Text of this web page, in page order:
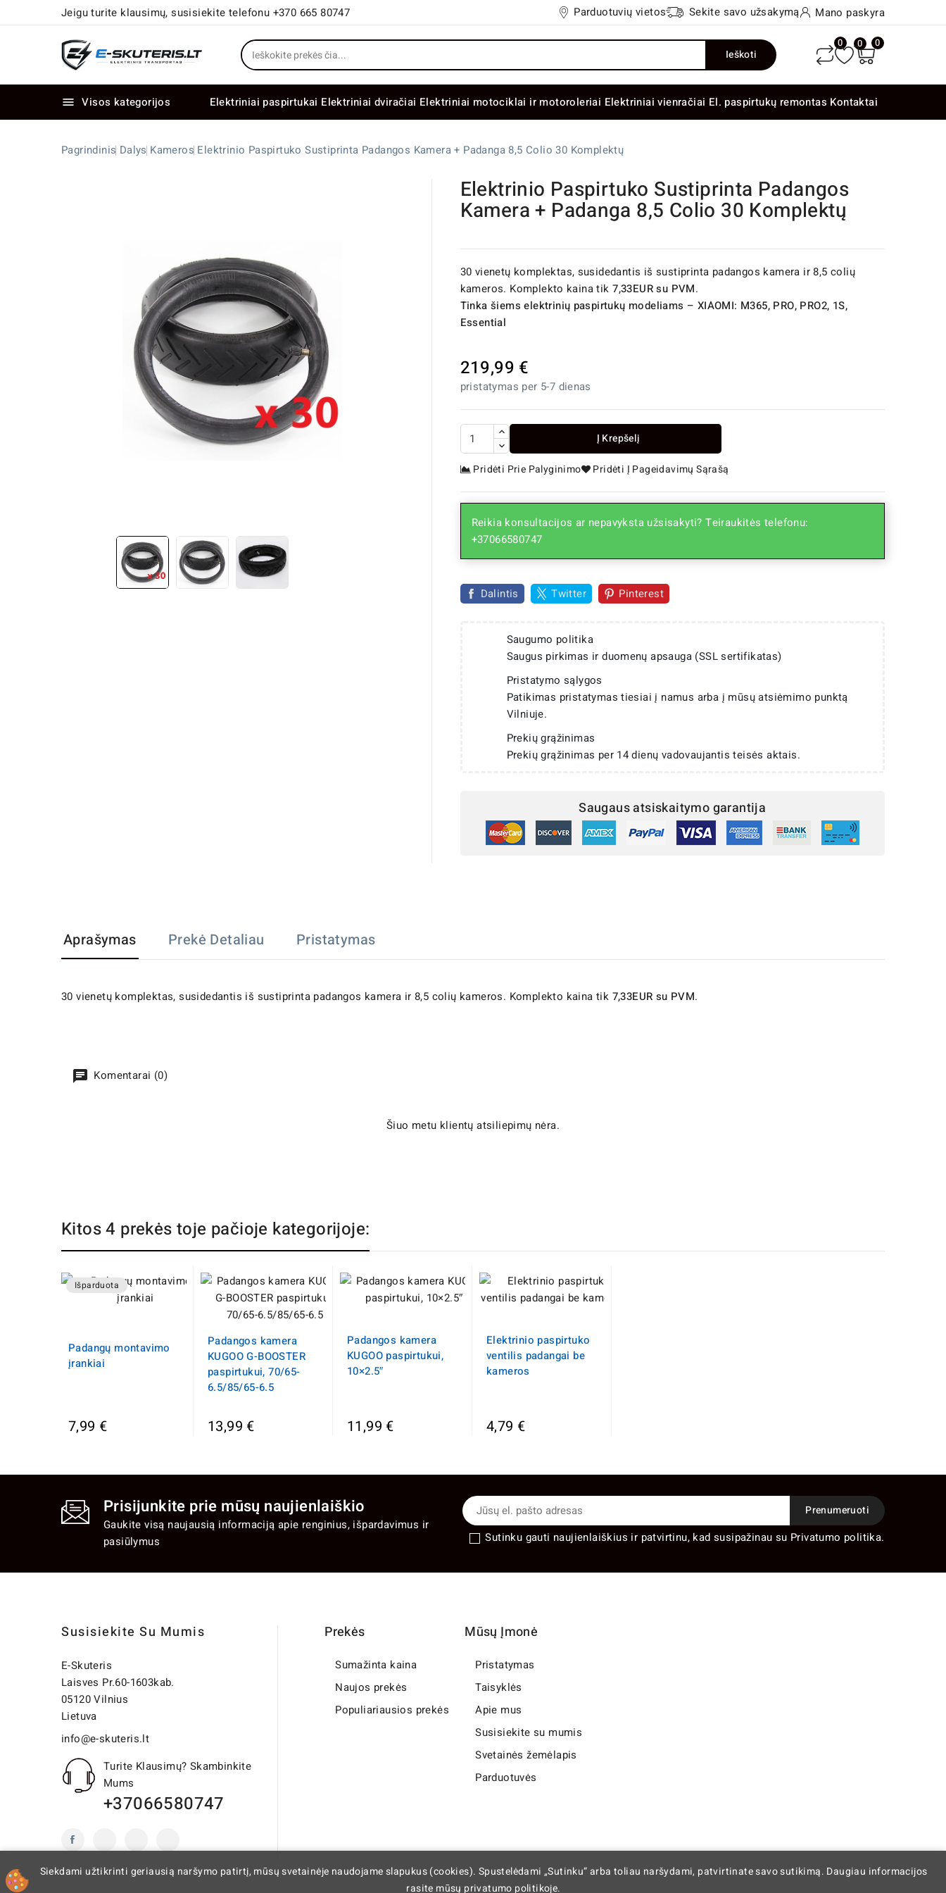
Jeigu turite klausimų, susisiekite telefonu +370 665 80747 Parduotuvių vietos Sekite savo užsakymą Mano paskyra
Ieškoti
0 0 0
 Visos kategorijos Elektriniai paspirtukai Elektriniai dviračiai Elektriniai motociklai ir motoroleriai Elektriniai vienračiai El. paspirtukų remontas Kontaktai
Pagrindinis Dalys Kameros Elektrinio Paspirtuko Sustiprinta Padangos Kamera + Padanga 8,5 Colio 30 Komplektų
Elektrinio Paspirtuko Sustiprinta Padangos
Kamera + Padanga 8,5 Colio 30 Komplektų
30 vienetų komplektas, susidedantis iš sustiprinta padangos kamera ir 8,5 colių
kameros. Komplekto kaina tik7,33EUR su PVM.
Tinka šiems elektrinių paspirtukų modeliams – XIAOMI: M365, PRO, PRO2, 1S,
Essential
219,99 €
pristatymas per 5-7 dienas
Į Krepšelį
Pridėti Prie Palyginimo Pridėti Į Pageidavimų Sąrašą
Reikia konsultacijos ar nepavyksta užsisakyti? Teiraukitės telefonu:
+37066580747
Dalintis Twitter Pinterest
Saugumo politika
Saugus pirkimas ir duomenų apsauga (SSL sertifikatas)
Pristatymo sąlygos
Patikimas pristatymas tiesiai į namus arba į mūsų atsiėmimo punktą
Vilniuje.
Prekių grąžinimas
Prekių grąžinimas per 14 dienų vadovaujantis teisės aktais.
Saugaus atsiskaitymo garantija
Aprašymas Prekė Detaliau Pristatymas
30 vienetų komplektas, susidedantis iš sustiprinta padangos kamera ir 8,5 colių kameros. Komplekto kaina tik 7,33EUR su PVM.
Komentarai (0)
Šiuo metu klientų atsiliepimų nėra.
Kitos 4 prekės toje pačioje kategorijoje:
Išparduota
Padangų montavimo
įrankiai
7,99 €
Padangos kamera
KUGOO G-BOOSTER
paspirtukui, 70/65-
6.5/85/65-6.5
13,99 €
Padangos kamera
KUGOO paspirtukui,
10×2.5″
11,99 €
Elektrinio paspirtuko
ventilis padangai be
kameros
4,79 €
Prisijunkite prie mūsų naujienlaiškio
Gaukite visą naujausią informaciją apie renginius, išpardavimus ir
pasiūlymus
Sutinku gauti naujienlaiškius ir patvirtinu, kad susipažinau su Privatumo politika.
Susisiekite Su Mumis
E-Skuteris
Laisves Pr.60-1603kab.
05120 Vilnius
Lietuva
info@e-skuteris.lt
Turite Klausimų? Skambinkite
Mums
+37066580747
Prekės
Sumažinta kaina
Naujos prekės
Populiariausios prekės
Mūsų Įmonė
Pristatymas
Taisyklės
Apie mus
Susisiekite su mumis
Svetainės žemėlapis
Parduotuvės
Siekdami užtikrinti geriausią naršymo patirtį, mūsų svetainėje naudojame slapukus (cookies). Spustelėdami „Sutinku“ arba toliau naršydami, patvirtinate savo sutikimą. Daugiau informacijos
rasite mūsų privatumo politikoje.